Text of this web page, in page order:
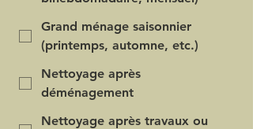
Grand ménage saisonnier
(printemps, automne, etc.)
Nettoyage après
déménagement
Nettoyage après travaux ou